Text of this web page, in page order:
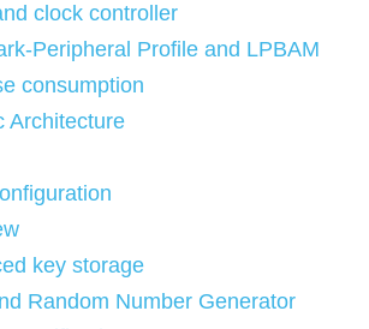
clock controller
Peripheral Profile and LPBAM
consumption
Architecture
key storage
Random Number Generator